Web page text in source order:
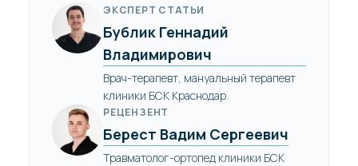
ЭКСПЕРТ СТАТЬИ
Бублик Геннадий
Владимирович
Врач-терапевт, мануальный терапевт
клиники БСК Краснодар.
РЕЦЕНЗЕНТ
Берест Вадим Сергеевич
Травматолог-ортопед клиники БСК